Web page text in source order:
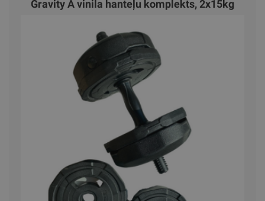
Gravity A vinila hanteļu komplekts, 2x15kg